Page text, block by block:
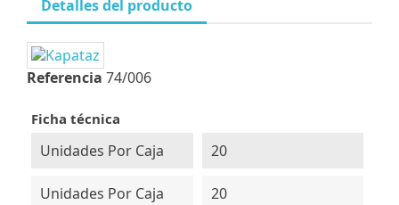
Detalles del producto
Referencia 74/006
Ficha técnica
Unidades Por Caja 20
Unidades Por Caja 20